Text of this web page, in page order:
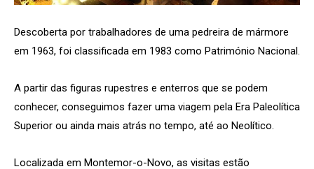
Descoberta por trabalhadores de uma pedreira de mármore
em 1963, foi classificada em 1983 como Património Nacional.
A partir das figuras rupestres e enterros que se podem
conhecer, conseguimos fazer uma viagem pela Era Paleolítica
Superior ou ainda mais atrás no tempo, até ao Neolítico.
Localizada em Montemor-o-Novo, as visitas estão